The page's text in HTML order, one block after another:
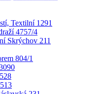
Textilní 1291
4757/4
Skrýchov 211
804/1